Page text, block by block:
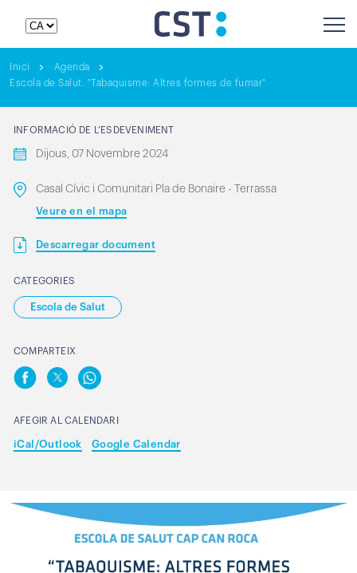
Inici
Agenda
Escola de Salut. "Tabaquisme: Altres formes de fumar"
INFORMACIÓ DE L’ESDEVENIMENT
Dijous, 07 Novembre 2024
Casal Cívic i Comunitari Pla de Bonaire - Terrassa
Veure en el mapa
Descarregar document
CATEGORIES
Escola de Salut
COMPARTEIX
AFEGIR AL CALENDARI
iCal/Outlook Google Calendar